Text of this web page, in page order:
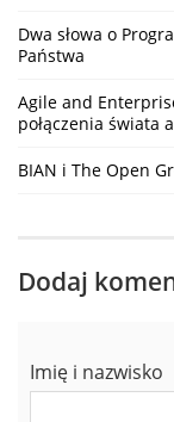
Dwa słowa o
Państwa
Agile and
połączenia świata
BIAN i The Open
Dodaj
Imię i nazwisko